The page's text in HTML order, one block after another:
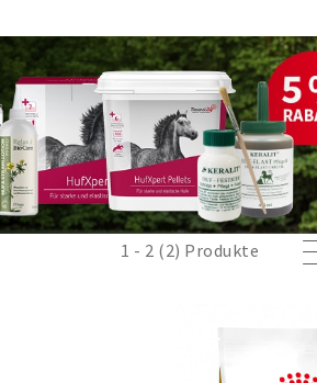
Hier finden Sie passendes
medikamentösen Therapie
lindert und das
1 - 2 (2) Produkte